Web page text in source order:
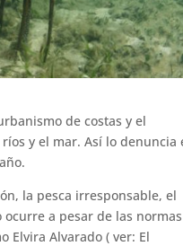
de costas y el
y el mar. Así lo denuncia
la pesca irresponsable, el
a pesar de las normas
Elvira Alvarado ( ver: El